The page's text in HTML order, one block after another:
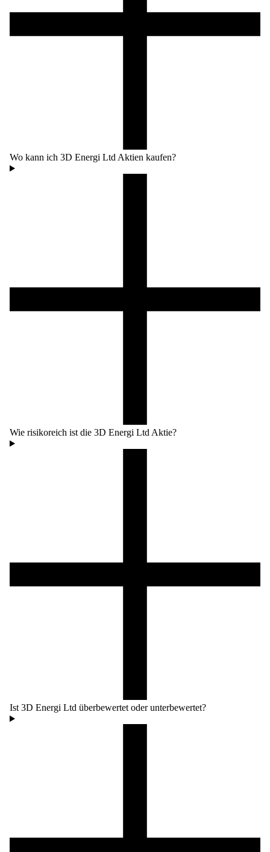
Wo kann ich 3D Energi Ltd Aktien kaufen?
Wie risikoreich ist die 3D Energi Ltd Aktie?
Ist 3D Energi Ltd überbewertet oder unterbewertet?